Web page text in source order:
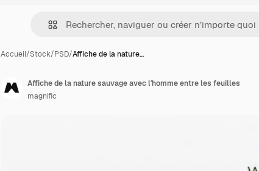
Accueil/Stock/PSD/Affiche de la nature…
Affiche de la nature sauvage avec l'homme entre les feuilles
magnific